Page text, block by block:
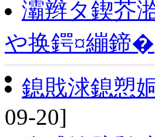
灞辫タ鍥芥
や换鍔¤繃鍗�
鎴戝浗鎴愬
09-20]